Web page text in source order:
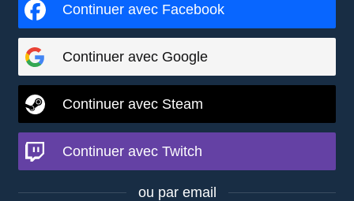
Continuer avec Facebook
Continuer avec Google
Continuer avec Steam
Continuer avec Twitch
ou par email